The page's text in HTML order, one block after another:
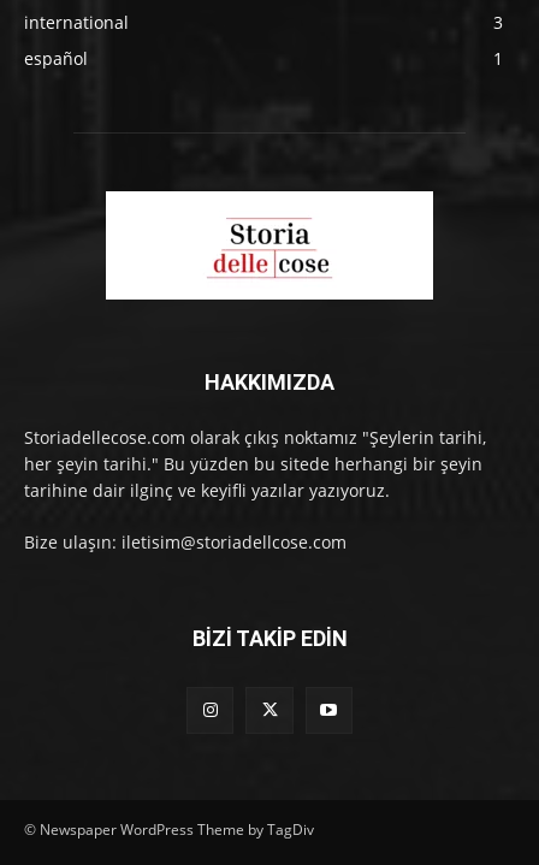
international
3
español
1
HAKKIMIZDA
Storiadellecose.com olarak çıkış noktamız "Şeylerin tarihi,
her şeyin tarihi." Bu yüzden bu sitede herhangi bir şeyin
tarihine dair ilginç ve keyifli yazılar yazıyoruz.
Bize ulaşın: iletisim@storiadellcose.com
BİZİ TAKİP EDİN
© Newspaper WordPress Theme by TagDiv